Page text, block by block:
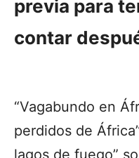
previa para
contar
“Vagabundo en
perdidos de
lagos de fuego”